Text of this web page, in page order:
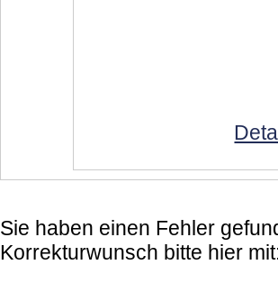
Sie haben einen Fehler
Korrekturwunsch bitte hier